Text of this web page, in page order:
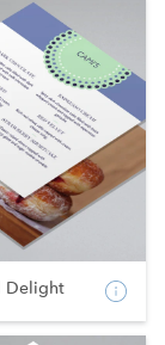
Delight